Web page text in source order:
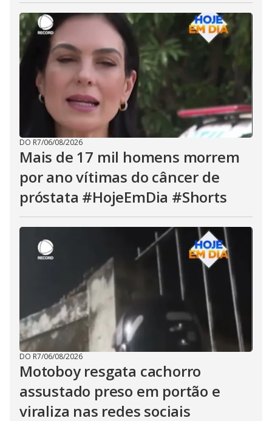
DO R7/06/08/2026
Mais de 17 mil homens morrem
por ano vítimas do câncer de
próstata #HojeEmDia #Shorts
DO R7/06/08/2026
Motoboy resgata cachorro
assustado preso em portão e
viraliza nas redes sociais